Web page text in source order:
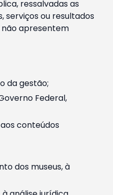
ressalvadas as
serviços ou resultados
não apresentem
da gestão;
Federal,
conteúdos
dos museus, à